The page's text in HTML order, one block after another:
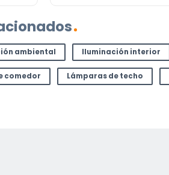
ambiental Iluminación interior
comedor Lámparas de techo